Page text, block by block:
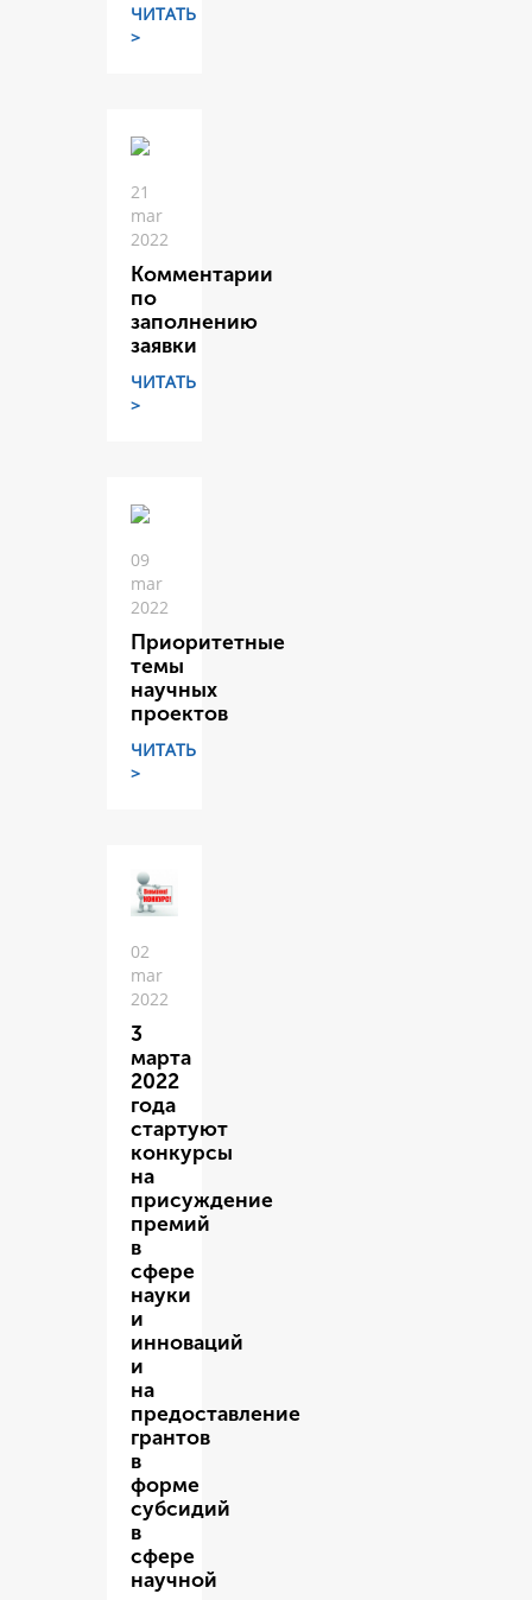
ЧИТАТЬ
>
21
mar
2022
Комментарии
по
заполнению
заявки
ЧИТАТЬ
>
09
mar
2022
Приоритетные
темы
научных
проектов
ЧИТАТЬ
>
02
mar
2022
3
марта
2022
года
стартуют
конкурсы
на
присуждение
премий
в
сфере
науки
и
инноваций
и
на
предоставление
грантов
в
форме
субсидий
в
сфере
научной